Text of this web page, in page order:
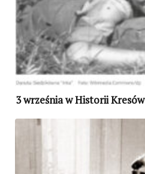
3 września w Historii Kresów